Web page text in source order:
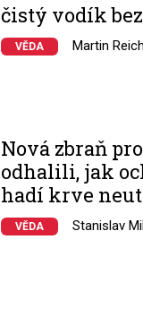
čistý vodík
VĚDA Martin
Nová zbraň
odhalili, jak
hadí krve
VĚDA Stanislav